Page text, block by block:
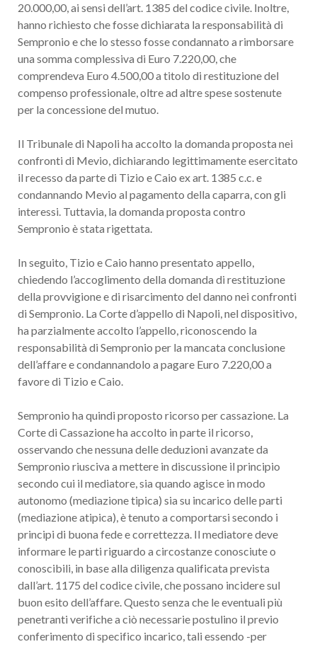
20.000,00, ai sensi dell’art. 1385 del codice civile. Inoltre,
hanno richiesto che fosse dichiarata la responsabilità di
Sempronio e che lo stesso fosse condannato a rimborsare
una somma complessiva di Euro 7.220,00, che
comprendeva Euro 4.500,00 a titolo di restituzione del
compenso professionale, oltre ad altre spese sostenute
per la concessione del mutuo.
Il Tribunale di Napoli ha accolto la domanda proposta nei
confronti di Mevio, dichiarando legittimamente esercitato
il recesso da parte di Tizio e Caio ex art. 1385 c.c. e
condannando Mevio al pagamento della caparra, con gli
interessi. Tuttavia, la domanda proposta contro
Sempronio è stata rigettata.
In seguito, Tizio e Caio hanno presentato appello,
chiedendo l’accoglimento della domanda di restituzione
della provvigione e di risarcimento del danno nei confronti
di Sempronio. La Corte d’appello di Napoli, nel dispositivo,
ha parzialmente accolto l’appello, riconoscendo la
responsabilità di Sempronio per la mancata conclusione
dell’affare e condannandolo a pagare Euro 7.220,00 a
favore di Tizio e Caio.
Sempronio ha quindi proposto ricorso per cassazione. La
Corte di Cassazione ha accolto in parte il ricorso,
osservando che nessuna delle deduzioni avanzate da
Sempronio riusciva a mettere in discussione il principio
secondo cui il mediatore, sia quando agisce in modo
autonomo (mediazione tipica) sia su incarico delle parti
(mediazione atipica), è tenuto a comportarsi secondo i
principi di buona fede e correttezza. Il mediatore deve
informare le parti riguardo a circostanze conosciute o
conoscibili, in base alla diligenza qualificata prevista
dall’art. 1175 del codice civile, che possano incidere sul
buon esito dell’affare. Questo senza che le eventuali più
penetranti verifiche a ciò necessarie postulino il previo
conferimento di specifico incarico, tali essendo -per